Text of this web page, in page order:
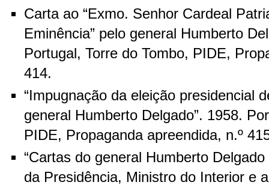
Carta ao “Exmo. Senhor Cardeal
Eminência” pelo general Humberto
Portugal, Torre do Tombo, PIDE,
414.
“Impugnação da eleição presidencial
general Humberto Delgado”. 1958.
PIDE, Propaganda apreendida, n.º
“Cartas do general Humberto
da Presidência, Ministro do Interior e